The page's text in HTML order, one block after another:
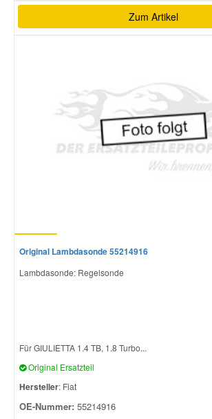
Zum Artikel
Original Lambdasonde 55214916
Lambdasonde: Regelsonde
Für GIULIETTA 1.4 TB, 1.8 Turbo...
Original Ersatzteil
Hersteller: Fiat
OE-Nummer: 55214916